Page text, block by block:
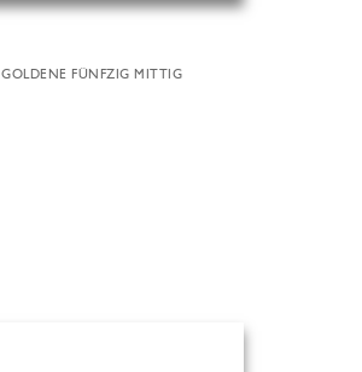
GOLDENE FÜNFZIG MITTIG